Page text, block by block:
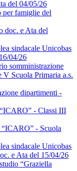
del 04/05/26
per famiglie del
doc. e Ata del
sindacale Unicobas
04/26
somministrazione
Scuola Primaria a.s.
dipartimenti -
- Classi III
- Scuola
sindacale Unicobas
e Ata del 15/04/26
“Graziella